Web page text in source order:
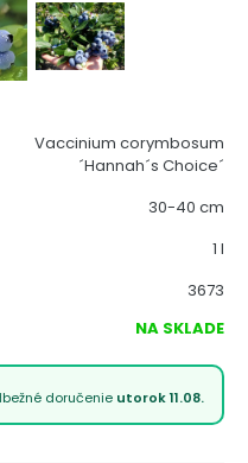
Vaccinium corymbosum
´Hannah´s Choice´
30-40 cm
1 l
3673
NA SKLADE
doručenie utorok 11.08.